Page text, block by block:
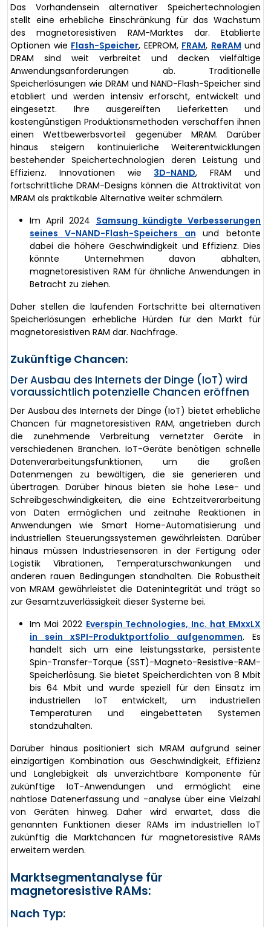
Das Vorhandensein alternativer Speichertechnologien
stellt eine erhebliche Einschränkung für das Wachstum
des magnetoresistiven RAM-Marktes dar. Etablierte
Optionen wie Flash-Speicher, EEPROM, FRAM, ReRAM und
DRAM sind weit verbreitet und decken vielfältige
Anwendungsanforderungen ab. Traditionelle
Speicherlösungen wie DRAM und NAND-Flash-Speicher sind
etabliert und werden intensiv erforscht, entwickelt und
eingesetzt. Ihre ausgereiften Lieferketten und
kostengünstigen Produktionsmethoden verschaffen ihnen
einen Wettbewerbsvorteil gegenüber MRAM. Darüber
hinaus steigern kontinuierliche Weiterentwicklungen
bestehender Speichertechnologien deren Leistung und
Effizienz. Innovationen wie 3D-NAND, FRAM und
fortschrittliche DRAM-Designs können die Attraktivität von
MRAM als praktikable Alternative weiter schmälern.
Im April 2024 Samsung kündigte Verbesserungen
seines V-NAND-Flash-Speichers an und betonte
dabei die höhere Geschwindigkeit und Effizienz. Dies
könnte Unternehmen davon abhalten,
magnetoresistiven RAM für ähnliche Anwendungen in
Betracht zu ziehen.
Daher stellen die laufenden Fortschritte bei alternativen
Speicherlösungen erhebliche Hürden für den Markt für
magnetoresistiven RAM dar. Nachfrage.
Zukünftige Chancen:
Der Ausbau des Internets der Dinge (IoT) wird
voraussichtlich potenzielle Chancen eröffnen
Der Ausbau des Internets der Dinge (IoT) bietet erhebliche
Chancen für magnetoresistiven RAM, angetrieben durch
die zunehmende Verbreitung vernetzter Geräte in
verschiedenen Branchen. IoT-Geräte benötigen schnelle
Datenverarbeitungsfunktionen, um die großen
Datenmengen zu bewältigen, die sie generieren und
übertragen. Darüber hinaus bieten sie hohe Lese- und
Schreibgeschwindigkeiten, die eine Echtzeitverarbeitung
von Daten ermöglichen und zeitnahe Reaktionen in
Anwendungen wie Smart Home-Automatisierung und
industriellen Steuerungssystemen gewährleisten. Darüber
hinaus müssen Industriesensoren in der Fertigung oder
Logistik Vibrationen, Temperaturschwankungen und
anderen rauen Bedingungen standhalten. Die Robustheit
von MRAM gewährleistet die Datenintegrität und trägt so
zur Gesamtzuverlässigkeit dieser Systeme bei.
Im Mai 2022 Everspin Technologies, Inc. hat EMxxLX
in sein xSPI-Produktportfolio aufgenommen. Es
handelt sich um eine leistungsstarke, persistente
Spin-Transfer-Torque (SST)-Magneto-Resistive-RAM-
Speicherlösung. Sie bietet Speicherdichten von 8 Mbit
bis 64 Mbit und wurde speziell für den Einsatz im
industriellen IoT entwickelt, um industriellen
Temperaturen und eingebetteten Systemen
standzuhalten.
Darüber hinaus positioniert sich MRAM aufgrund seiner
einzigartigen Kombination aus Geschwindigkeit, Effizienz
und Langlebigkeit als unverzichtbare Komponente für
zukünftige IoT-Anwendungen und ermöglicht eine
nahtlose Datenerfassung und -analyse über eine Vielzahl
von Geräten hinweg. Daher wird erwartet, dass die
genannten Funktionen dieser RAMs im industriellen IoT
zukünftig die Marktchancen für magnetoresistive RAMs
erweitern werden.
Marktsegmentanalyse für
magnetoresistive RAMs:
Nach Typ: